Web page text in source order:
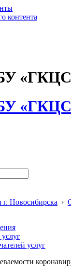
контента
Новосибирска ›
услуг